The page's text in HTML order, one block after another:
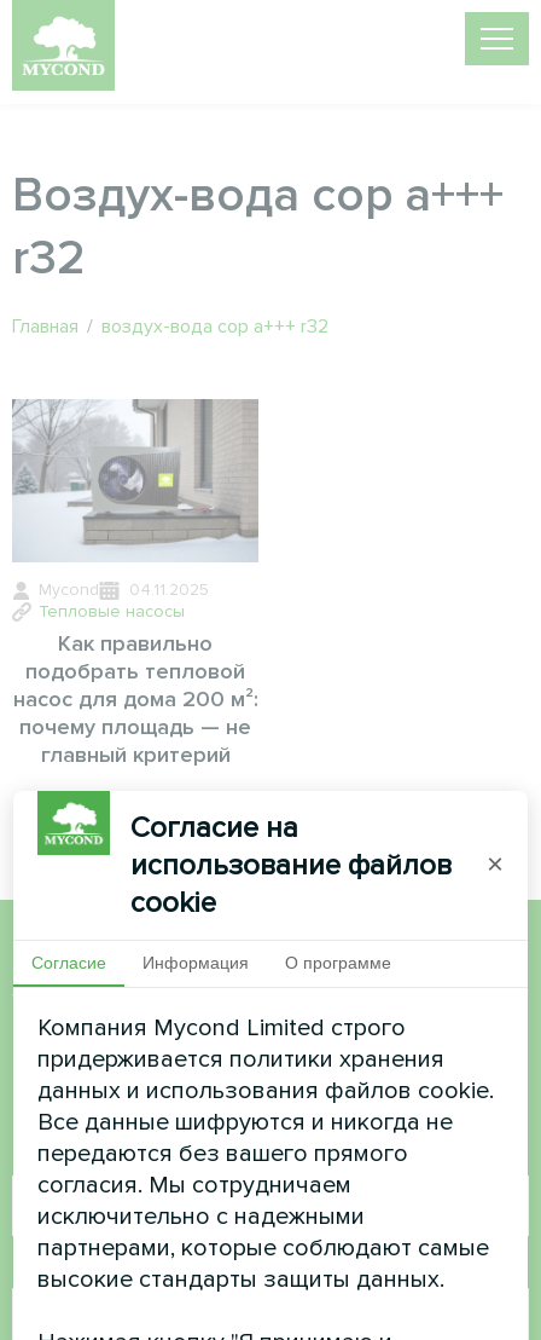
Воздух-вода cop a+++
r32
Главная / воздух-вода cop a+++ r32
Mycond
04.11.2025
Тепловые насосы
Как правильно
подобрать тепловой
насос для дома 200 м²:
почему площадь — не
главный критерий
Хотите купить или у вас
есть вопросы?
Свяжитесь с нами, и мы поможем вам
Имя
Номер телефона
Согласие на
использование файлов
cookie
×
Согласие Информация О программе
Компания Mycond Limited строго
придерживается политики хранения
данных и использования файлов cookie.
Все данные шифруются и никогда не
передаются без вашего прямого
согласия. Мы сотрудничаем
исключительно с надежными
партнерами, которые соблюдают самые
высокие стандарты защиты данных.